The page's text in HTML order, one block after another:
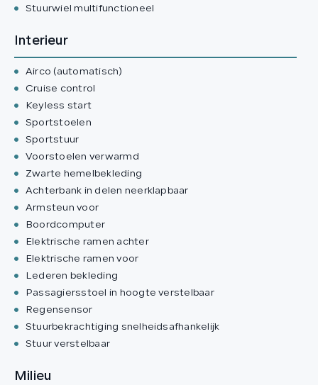
Stuurwiel multifunctioneel
Interieur
Airco (automatisch)
Cruise control
Keyless start
Sportstoelen
Sportstuur
Voorstoelen verwarmd
Zwarte hemelbekleding
Achterbank in delen neerklapbaar
Armsteun voor
Boordcomputer
Elektrische ramen achter
Elektrische ramen voor
Lederen bekleding
Passagiersstoel in hoogte verstelbaar
Regensensor
Stuurbekrachtiging snelheidsafhankelijk
Stuur verstelbaar
Milieu